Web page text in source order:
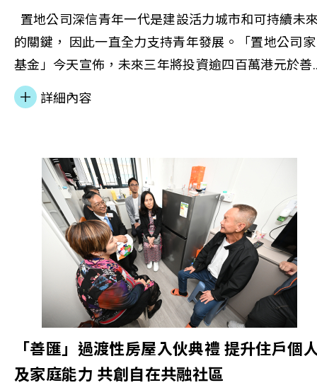
港首個針對家外青年（16至26歲）和精神復元人士的
一站式住宿及發展支援服務。計劃透過共居模式，不
只解決住屋需求，更著重建立互助網絡，協助服務使
用者克服人生轉折期的挑戰。
819-times-elderly-poverty-exceed-580000 [2]
https://soco.org.hk/pr20250101/ 香港作為全球金
中心，縱然擁有穩健的經濟基礎，但同時存在嚴峻的
貧富懸殊問題。根據樂施會2024年報告，香港整體貧
窮率已達20.2%，超過139萬人處於貧窮狀態[1]。比
本港最低及最高收入家庭月入中位數，貧富差距更由
2019年的34.3倍驟升至2024年的81.9倍，反映香港社
會財富分配極度不均。這種懸殊差距不只影響社會穩
定，更可能阻礙經濟的可持續發展。 為應對這一挑
戰，特區政府雖然先後推出多項扶貧政策，但即使在
迎，近年批出的創業資助項目，多以個人興趣及專長
發展為業務，包括：客製化盲盒、點心教學、音樂製
作、藝術教育、陶瓷手工藝品、攝影、咖啡產品及服
務和紋身。 善導會總幹事李淑慧女士表示：「感謝
生銀行在過去十年來的堅定支持，透過『恒生青年前
求，已與當初的追求有所不同，慶幸計劃能夠緊貼青
年的脈搏，不斷檢視和更新服務。」 恒生銀行企業
訊及社區投資總監羅淑雯女士表示：「恒生銀行一直
支持年青人發展。我們與社福機構的合作，提供的並
不單是資金上的支持，還有專業知識的分享和人脈網
絡的聯繫。與善導會的合作，正正可以讓我們為有需
要的年青人提供不同機會，讓他們得到更實質的幫
助。」 (左起) 善導會總幹事李淑慧女士、恒生銀行
業傳訊及社區投資總監羅淑雯女士、計劃參加者家
偉、計劃參加者阿諾 計劃參加者家偉表示：「2023
置地公司深信青年一代是建設活力城市和可持續未
的關鍵， 因此一直全力支持青年發展。「置地公司家
基金」今天宣佈，未來三年將投資逾四百萬港元於善
導會的最新項目「置未來基金」，致力協助弱勢青年
提升職場所需技能和能力。非牟利社會服務機構善導
各項服務種類包括就業、社區與文化共融、精神健
康、住宿服務、社會康復服務及社區教育。 「置未
基金」主要協助更生青年，透過建立持續的資助機
制，協助他們進修以提升現有技能及開拓新技能。在
「置地公司家基金」的支持下，「置未來基金」在未
來三年將為成功申請人士提供最高達五萬港元的貸
款，讓他們報讀個人及專業發展進修課程。此舉不但
幫助弱勢青年在未來職場中保持競爭力，鼓勵年青人
迫切需要的青年解決燃眉之急，長遠而言更推動本港
建立健康的人力資源體系。 過去六十多年來，善導
詳細內容
「善匯」過渡性房屋入伙典禮 提升住戶個
及家庭能力 共創自在共融社區